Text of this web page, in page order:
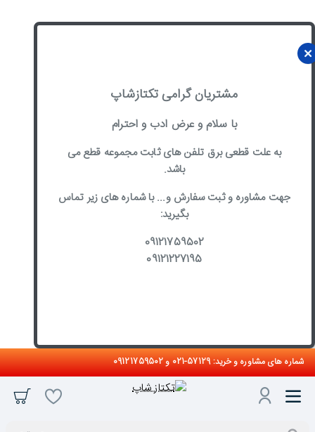
مشتریان گرامی تکتازشاپ
با سلام و عرض ادب و احترام
به علت قطعی برق تلفن های ثابت مجموعه قطع می
باشد.
جهت مشاوره و ثبت سفارش و... با شماره های زیر تماس
بگیرید:
09121759502
09121227195
شماره های مشاوره و خرید: 57129-021 و 09121759502